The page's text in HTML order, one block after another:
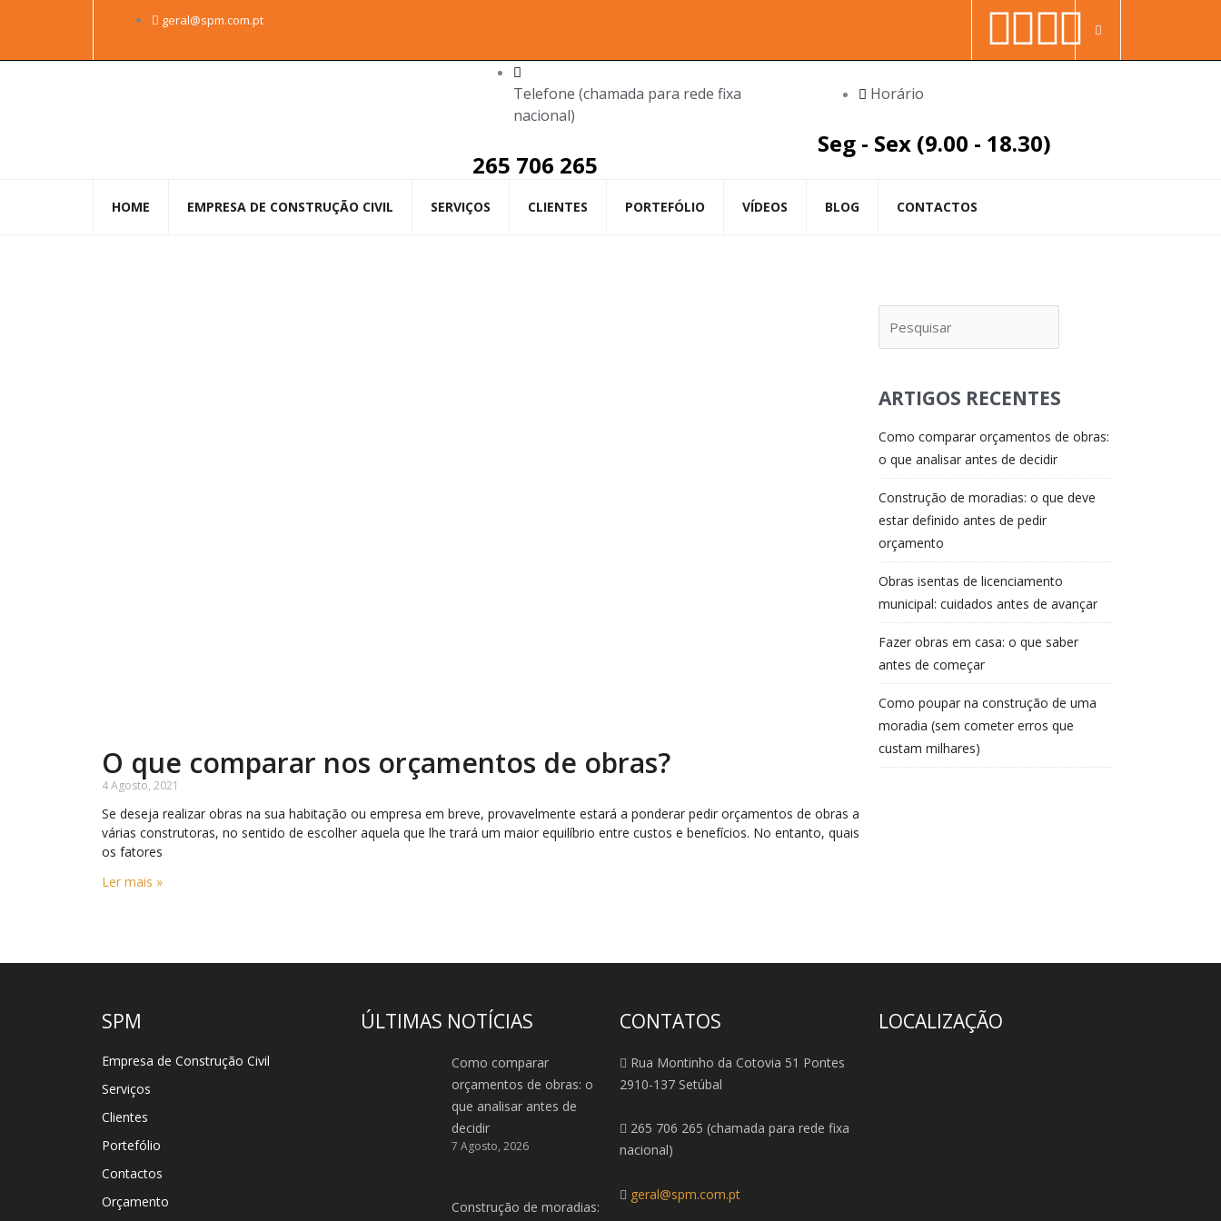
geral@spm.com.pt Facebook-
f
Youtube
in
Telefone (chamada para rede fixa
nacional)
265 706 265
Horário
Seg - Sex (9.00 - 18.30)
HOME EMPRESA DE CONSTRUÇÃO CIVIL SERVIÇOS CLIENTES PORTEFÓLIO VÍDEOS BLOG CONTACTOS
O que comparar nos orçamentos de obras?
4 Agosto, 2021
Se deseja realizar obras na sua habitação ou empresa em breve, provavelmente estará a ponderar pedir orçamentos de obras a
várias construtoras, no sentido de escolher aquela que lhe trará um maior equilíbrio entre custos e benefícios. No entanto, quais
os fatores
Ler mais »
ARTIGOS RECENTES
Como comparar orçamentos de obras:
o que analisar antes de decidir
Construção de moradias: o que deve
estar definido antes de pedir
orçamento
Obras isentas de licenciamento
municipal: cuidados antes de avançar
Fazer obras em casa: o que saber
antes de começar
Como poupar na construção de uma
moradia (sem cometer erros que
custam milhares)
SPM
Empresa de Construção Civil
Serviços
Clientes
Portefólio
Contactos
Orçamento
ÚLTIMAS NOTÍCIAS
Como comparar
orçamentos de obras: o
que analisar antes de
decidir
7 Agosto, 2026
Construção de moradias:
CONTATOS
Rua Montinho da Cotovia 51 Pontes
2910-137 Setúbal
265 706 265 (chamada para rede fixa
nacional)
geral@spm.com.pt
LOCALIZAÇÃO